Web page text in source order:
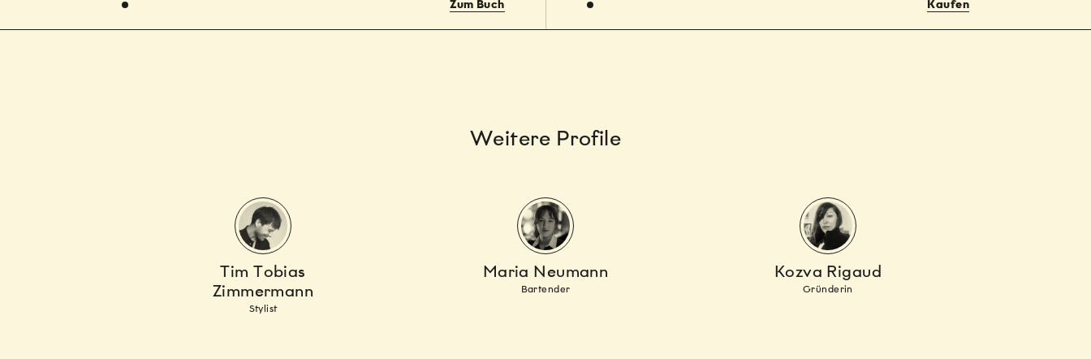
Zum Buch Kaufen
Weitere Profile
Tim Tobias
Zimmermann
Stylist
Maria Neumann
Bartender
Kozva Rigaud
Gründerin